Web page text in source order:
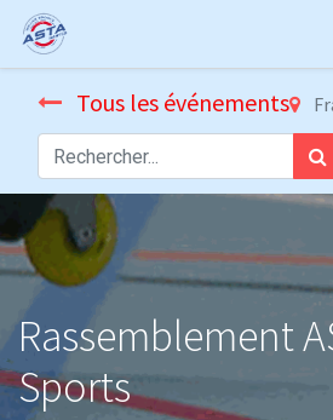
Tous les événements
Rassemblement
Sports